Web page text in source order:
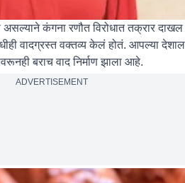
कंगना रणौत विरोधात तक्रार
वादग्रस्त वक्तव्य केलं होतं. आपल्या
बराच वाद निर्माण झाला आहे.
ADVERTISEMENT